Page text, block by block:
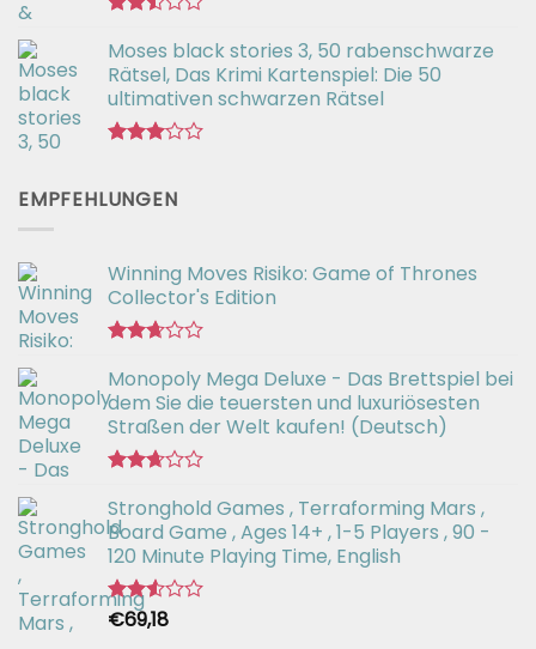
mit
2.50
von 5
Moses black stories 3, 50 rabenschwarze
Rätsel, Das Krimi Kartenspiel: Die 50
ultimativen schwarzen Rätsel
3.00
EMPFEHLUNGEN
Winning Moves Risiko: Game of Thrones
Collector's Edition
mit
2.66
von 5
Monopoly Mega Deluxe - Das Brettspiel bei
dem Sie die teuersten und luxuriösesten
Straßen der Welt kaufen! (Deutsch)
mit
2.64
von 5
Stronghold Games , Terraforming Mars ,
Board Game , Ages 14+ , 1-5 Players , 90 -
120 Minute Playing Time, English
Bewertet
€69,18